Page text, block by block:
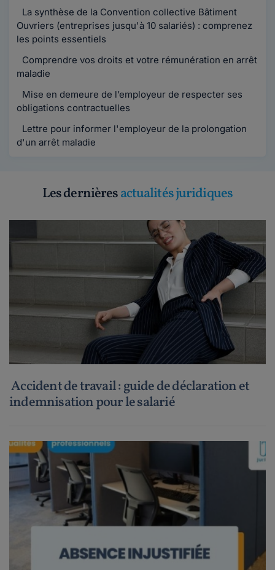
La synthèse de la Convention collective Bâtiment
Ouvriers (entreprises jusqu'à 10 salariés) : comprenez
les points essentiels
Comprendre vos droits et votre rémunération en arrêt
maladie
Mise en demeure de l’employeur de respecter ses
obligations contractuelles
Lettre pour informer l'employeur de la prolongation
d'un arrêt maladie
Les dernièresactualités juridiques
Accident de travail : guide de déclaration et
indemnisation pour le salarié